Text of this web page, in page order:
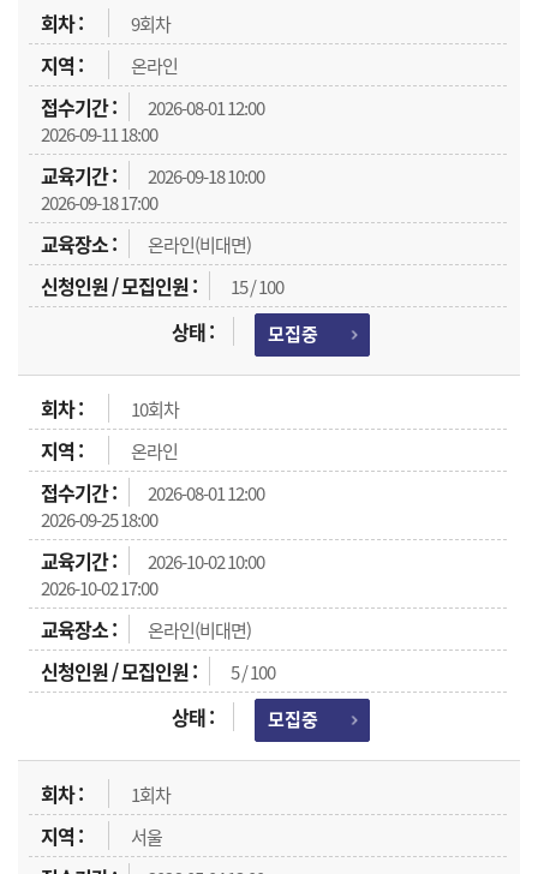
9회차
온라인
2026-08-01 12:00
2026-09-11 18:00
2026-09-18 10:00
2026-09-18 17:00
온라인(비대면)
15 / 100
모집중
10회차
온라인
2026-08-01 12:00
2026-09-25 18:00
2026-10-02 10:00
2026-10-02 17:00
온라인(비대면)
5 / 100
모집중
1회차
서울